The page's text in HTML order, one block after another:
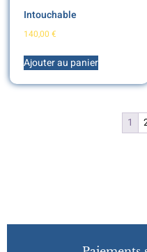
Intouchable
140,00 €
Ajouter au panier
1